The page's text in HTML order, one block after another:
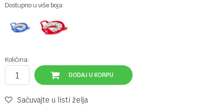
Dostupno u više boja:
Količina:
DODAJ U KORPU
Sačuvajte u listi želja